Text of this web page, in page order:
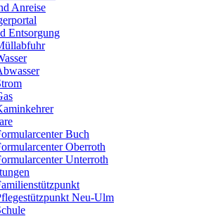
Anreise
Entsorgung
Buch
Oberroth
Unterroth
Neu-Ulm